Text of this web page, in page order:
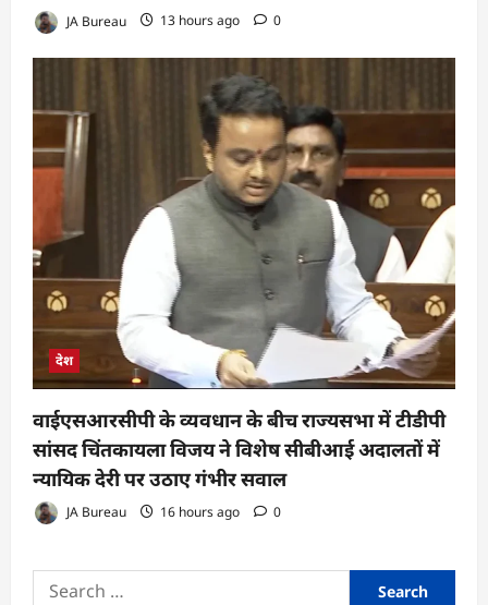
JA Bureau 13 hours ago 0
देश
वाईएसआरसीपी के व्यवधान के बीच राज्यसभा में टीडीपी
सांसद चिंतकायला विजय ने विशेष सीबीआई अदालतों में
न्यायिक देरी पर उठाए गंभीर सवाल
JA Bureau 16 hours ago 0
Search